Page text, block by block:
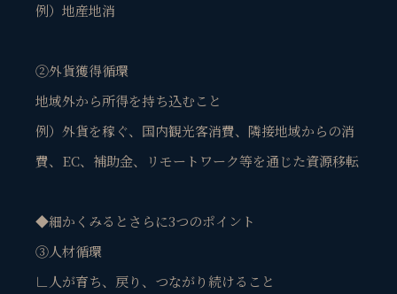
例）地産地消
②外貨獲得循環
地域外から所得を持ち込むこと
例）外貨を稼ぐ、国内観光客消費、隣接地域からの消
費、EC、補助金、リモートワーク等を通じた資源移転
◆細かくみるとさらに3つのポイント
③人材循環
∟人が育ち、戻り、つながり続けること